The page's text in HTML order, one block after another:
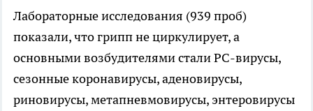
Лабораторные исследования (939 проб)
показали, что грипп не циркулирует, а
основными возбудителями стали РС-вирусы,
сезонные коронавирусы, аденовирусы,
риновирусы, метапневмовирусы, энтеровирусы